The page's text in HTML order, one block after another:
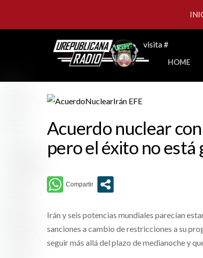
visita #
HOME
Acuerdo nuclear
pero el éxito no está
Irán y seis potencias mundiales parecían
sanciones a cambio de restricciones a su
seguir más allá del plazo de medianoche y